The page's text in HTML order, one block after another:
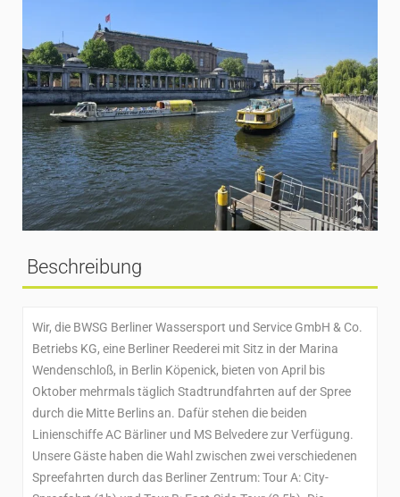
Beschreibung
Wir, die BWSG Berliner Wassersport und Service GmbH & Co.
Betriebs KG, eine Berliner Reederei mit Sitz in der Marina
Wendenschloß, in Berlin Köpenick, bieten von April bis
Oktober mehrmals täglich Stadtrundfahrten auf der Spree
durch die Mitte Berlins an. Dafür stehen die beiden
Linienschiffe AC Bärliner und MS Belvedere zur Verfügung.
Unsere Gäste haben die Wahl zwischen zwei verschiedenen
Spreefahrten durch das Berliner Zentrum: Tour A: City-